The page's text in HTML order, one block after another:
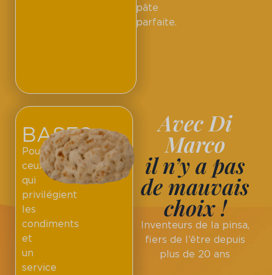
pâte
parfaite.
Avec Di
Marco
il n’y a pas
de mauvais
choix !
Inventeurs de la pinsa,
fiers de l’être depuis
plus de 20 ans
BASES
Pour
ceux
qui
privilégient
les
condiments
et
un
service